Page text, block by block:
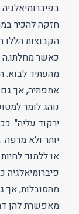
חזקה להכיר
הקבוצות הללו
כאשר מחלתו.ה
מהעתיד לבוא.
אמפתיה, אך
נוהג לומר
ירקוד עליה".
יותר ולא
או ללמוד
מהסובלות, אך
מאפשרת להן